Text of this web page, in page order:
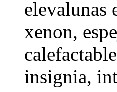
elevalunas
xenon,
insignia,